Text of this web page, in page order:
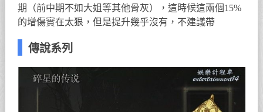
期（前中期不如大姐等其他骨灰），這時候這兩個15%
的增傷實在太狠，但是提升幾乎沒有，不建議帶
傳說系列